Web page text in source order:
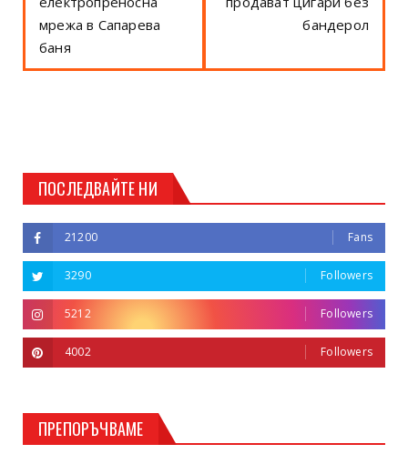
мрежа в Сапарева
баня
бандерол
ПОСЛЕДВАЙТЕ НИ
21200 Fans
3290 Followers
5212 Followers
4002 Followers
ПРЕПОРЪЧВАМЕ